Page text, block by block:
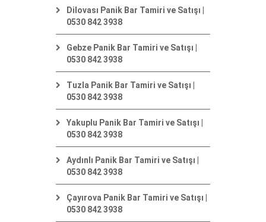
Dilovası Panik Bar Tamiri ve Satışı |
0530 842 3938
Gebze Panik Bar Tamiri ve Satışı |
0530 842 3938
Tuzla Panik Bar Tamiri ve Satışı |
0530 842 3938
Yakuplu Panik Bar Tamiri ve Satışı |
0530 842 3938
Aydınlı Panik Bar Tamiri ve Satışı |
0530 842 3938
Çayırova Panik Bar Tamiri ve Satışı |
0530 842 3938